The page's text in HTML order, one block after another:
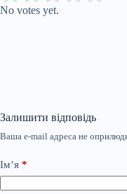
No votes yet.
Залишити відповідь
Ваша e-mail адреса не
Ім’я *